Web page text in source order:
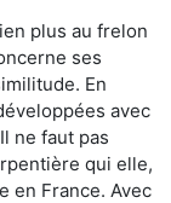
plus au frelon
ses
En
avec
ne faut pas
qui elle,
en France. Avec